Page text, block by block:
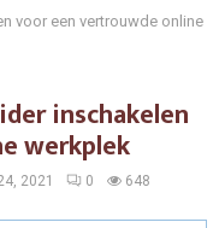
voor een vertrouwde online
inschakelen
werkplek
2021 0 648